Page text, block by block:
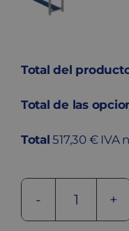
Total del
Total de las
Total 517,30 € IVA
Banco